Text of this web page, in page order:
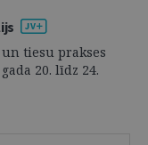
un tiesu prakses
20. līdz 24.